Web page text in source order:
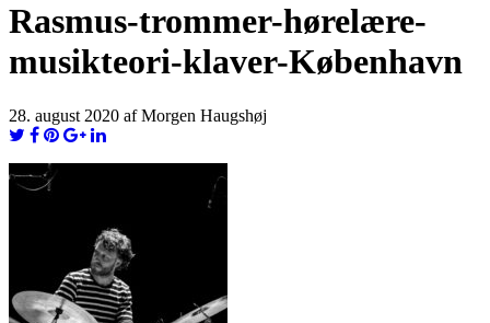
Rasmus-trommer-hørelære-
musikteori-klaver-København
28. august 2020 af Morgen Haugshøj